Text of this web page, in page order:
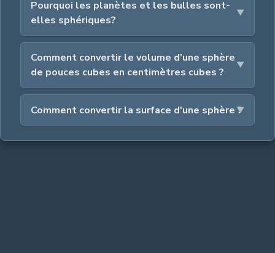
Pourquoi les planètes et les bulles sont-
elles sphériques?
Comment convertir le volume d'une sphère
de pouces cubes en centimètres cubes ?
Comment convertir la surface d'une sphère ?